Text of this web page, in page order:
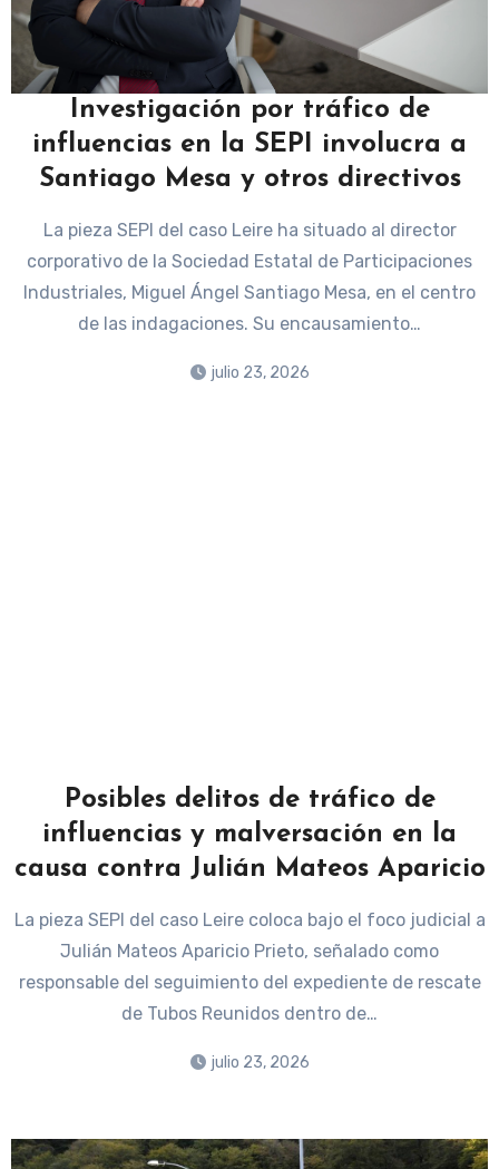
Investigación por tráfico de
influencias en la SEPI involucra a
Santiago Mesa y otros directivos
La pieza SEPI del caso Leire ha situado al director
corporativo de la Sociedad Estatal de Participaciones
Industriales, Miguel Ángel Santiago Mesa, en el centro
de las indagaciones. Su encausamiento…
julio 23, 2026
Posibles delitos de tráfico de
influencias y malversación en la
causa contra Julián Mateos Aparicio
La pieza SEPI del caso Leire coloca bajo el foco judicial a
Julián Mateos Aparicio Prieto, señalado como
responsable del seguimiento del expediente de rescate
de Tubos Reunidos dentro de…
julio 23, 2026